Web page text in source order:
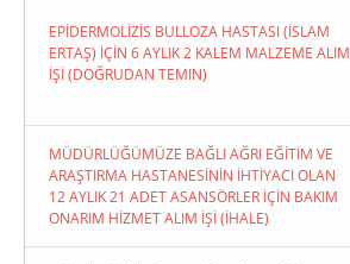
EPİDERMOLİZİS BULLOZA HASTASI (İSLAM
ERTAŞ) İÇİN 6 AYLIK 2 KALEM MALZEME ALIM
İŞİ (DOĞRUDAN TEMIN)
MÜDÜRLÜĞÜMÜZE BAĞLI AĞRI EĞİTİM VE
ARAŞTIRMA HASTANESİNİN İHTİYACI OLAN
12 AYLIK 21 ADET ASANSÖRLER İÇİN BAKIM
ONARIM HİZMET ALIM İŞİ (İHALE)